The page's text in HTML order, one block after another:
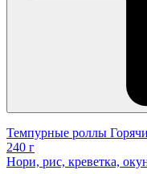
Темпурные роллы
240 г
Нори, рис, креветка,